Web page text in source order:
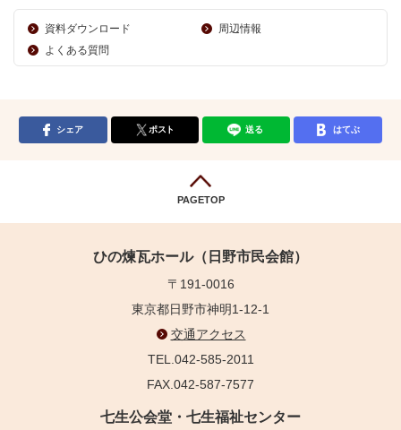
資料ダウンロード
周辺情報
よくある質問
シェア ポスト 送る はてぶ
PAGETOP
ひの煉瓦ホール（日野市民会館）
〒191-0016
東京都日野市神明1-12-1
交通アクセス
TEL.042-585-2011
FAX.042-587-7577
七生公会堂・七生福祉センター